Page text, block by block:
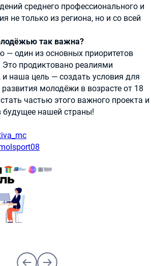
среднего профессионального и
не только из региона, но и со всей
так важна?
— один из основных приоритетов
продиктовано реалиями
наша цель — создать условия для
молодёжи в возрасте от 18
частью этого важного проекта и
будущее нашей страны!